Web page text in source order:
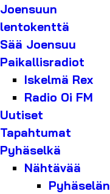
Joensuun
lentokenttä
Sää Joensuu
Paikallisradiot
Iskelmä Rex
Radio Oi FM
Uutiset
Tapahtumat
Pyhäselkä
Nähtävää
Pyhäselän